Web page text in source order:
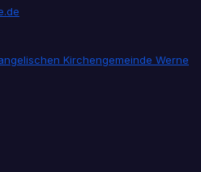
Kirchengemeinde Werne